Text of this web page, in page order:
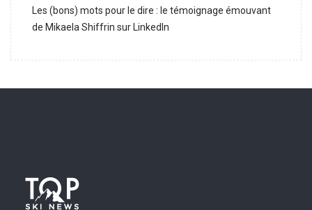
Les (bons) mots pour le dire : le témoignage émouvant
de Mikaela Shiffrin sur LinkedIn